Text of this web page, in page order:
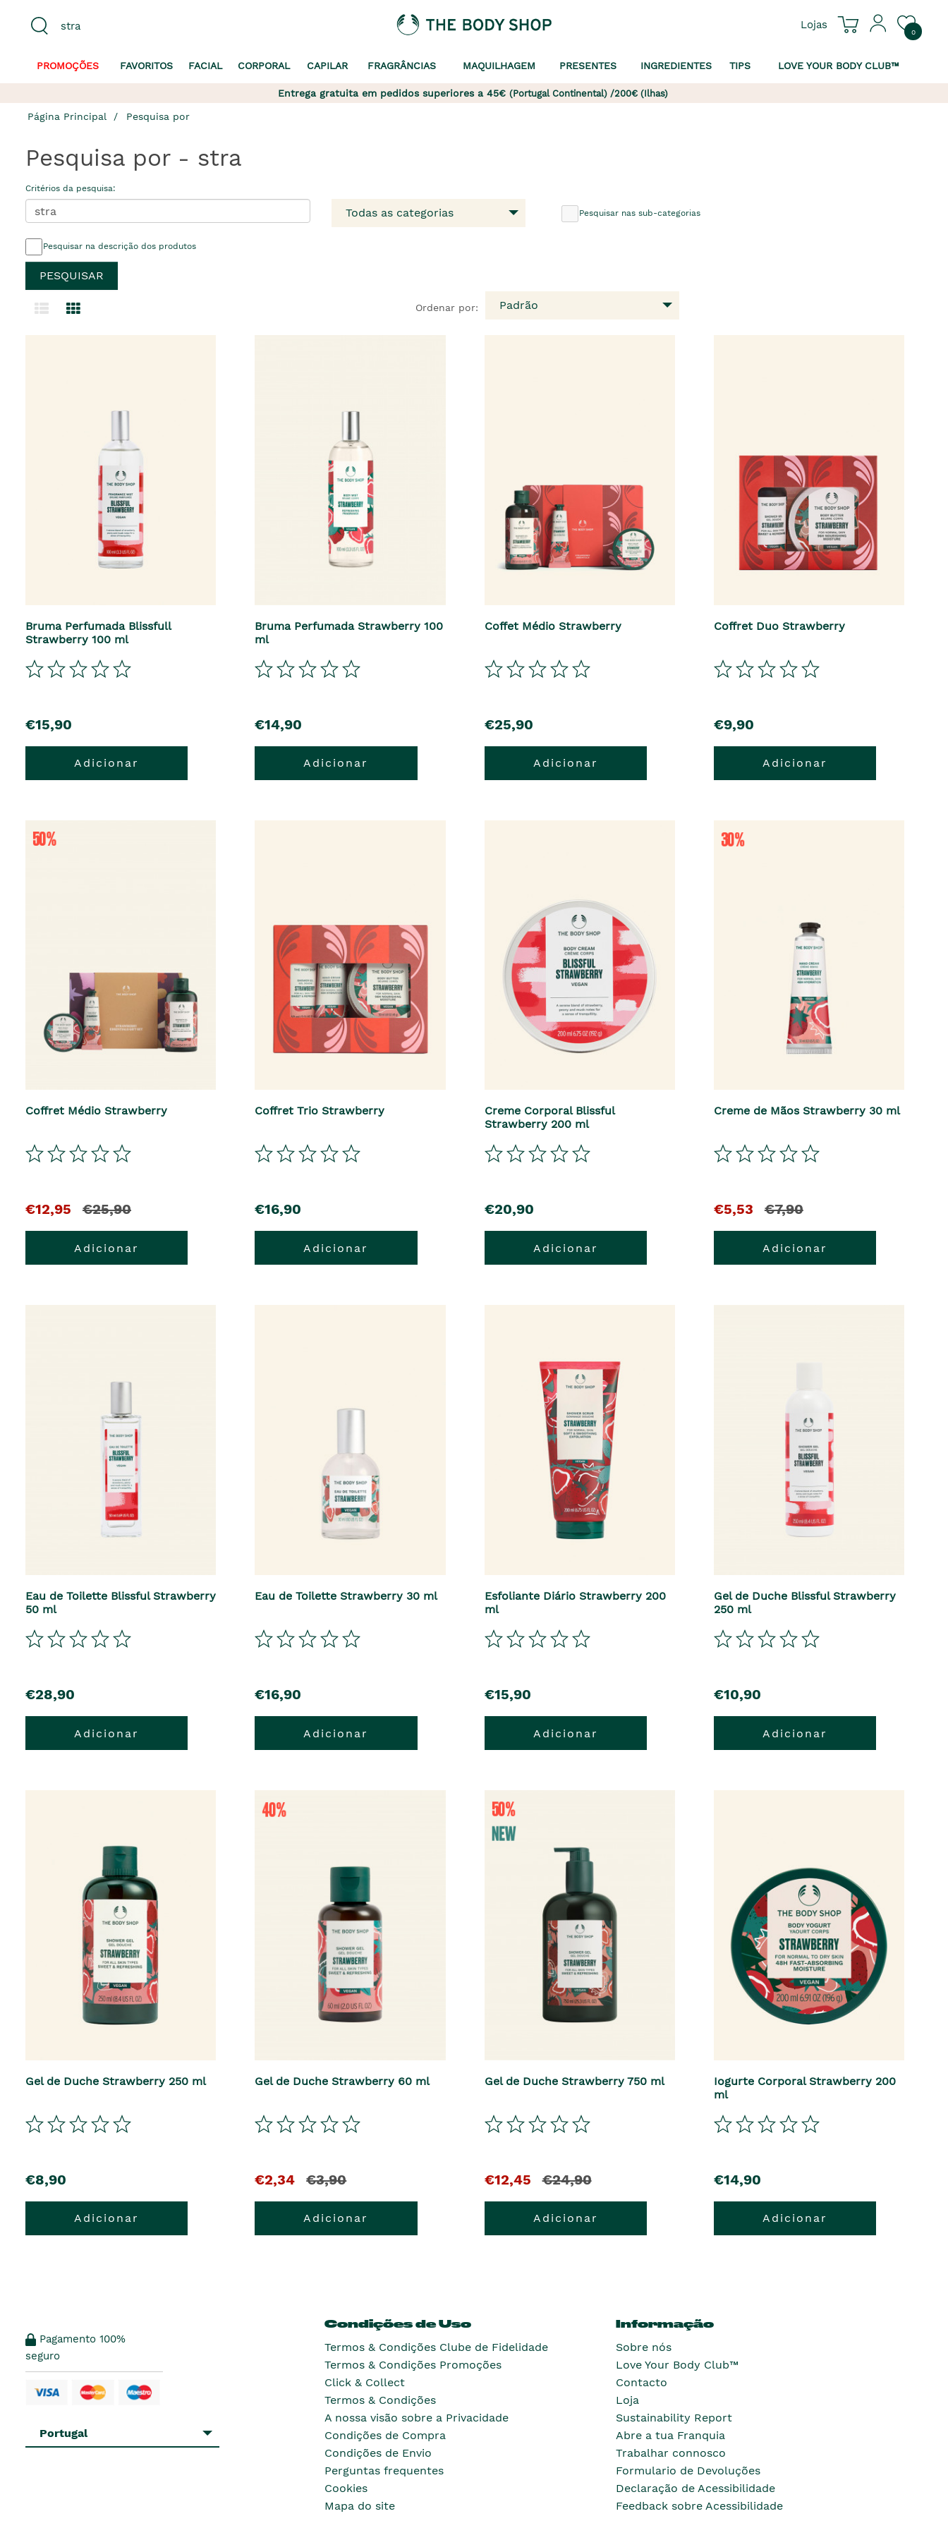
Lojas
0
PROMOÇÕES FAVORITOS FACIAL CORPORAL CAPILAR FRAGRÂNCIAS MAQUILHAGEM PRESENTES INGREDIENTES TIPS LOVE YOUR BODY CLUB™
Entrega gratuita em pedidos superiores a 45€ (Portugal Continental) /200€ (Ilhas)
Página Principal Pesquisa por
Pesquisa por - stra
Critérios da pesquisa:
Todas as categorias Pesquisar nas sub-categorias
Pesquisar na descrição dos produtos
Ordenar por: Padrão
Bruma Perfumada Blissfull
Strawberry 100 ml
€15,90
Adicionar
Bruma Perfumada Strawberry 100
ml
€14,90
Adicionar
Coffet Médio Strawberry
€25,90
Adicionar
Coffret Duo Strawberry
€9,90
Adicionar
Coffret Médio Strawberry
€12,95 €25,90
Adicionar
Coffret Trio Strawberry
€16,90
Adicionar
Creme Corporal Blissful
Strawberry 200 ml
€20,90
Adicionar
Creme de Mãos Strawberry 30 ml
€5,53 €7,90
Adicionar
Eau de Toilette Blissful Strawberry
50 ml
€28,90
Adicionar
Eau de Toilette Strawberry 30 ml
€16,90
Adicionar
Esfoliante Diário Strawberry 200
ml
€15,90
Adicionar
Gel de Duche Blissful Strawberry
250 ml
€10,90
Adicionar
Gel de Duche Strawberry 250 ml
€8,90
Adicionar
Gel de Duche Strawberry 60 ml
€2,34 €3,90
Adicionar
Gel de Duche Strawberry 750 ml
€12,45 €24,90
Adicionar
Iogurte Corporal Strawberry 200
ml
€14,90
Adicionar
Pagamento 100%
seguro
Portugal
Condições de Uso
Termos & Condições Clube de Fidelidade
Termos & Condições Promoções
Click & Collect
Termos & Condições
A nossa visão sobre a Privacidade
Condições de Compra
Condições de Envio
Perguntas frequentes
Cookies
Mapa do site
Informação
Sobre nós
Love Your Body Club™
Contacto
Loja
Sustainability Report
Abre a tua Franquia
Trabalhar connosco
Formulario de Devoluções
Declaração de Acessibilidade
Feedback sobre Acessibilidade